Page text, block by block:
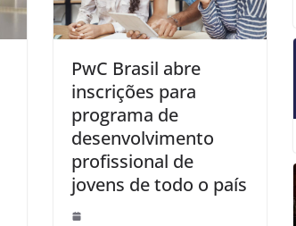
PwC Brasil abre
inscrições para
programa de
desenvolvimento
profissional de
jovens de todo o país